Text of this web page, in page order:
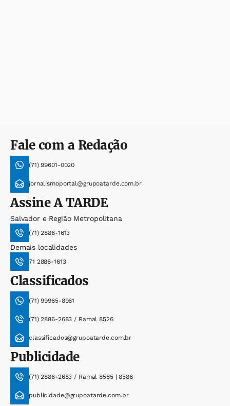
Fale com a Redação
(71) 99601-0020
jornalismoportal@grupoatarde.com.br
AssineA TARDE
Salvador e Região Metropolitana
(71) 2886-1613
Demais localidades
71 2886-1613
Classificados
(71) 99965-8961
(71) 2886-2683 / Ramal 8526
classificados@grupoatarde.com.br
Publicidade
(71) 2886-2683 / Ramal 8585 | 8586
publicidade@grupoatarde.com.br